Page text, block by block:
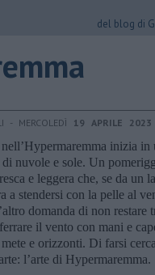
del blog di
- MERCOLEDÌ 19 APRILE 2023
inizia in
nuvole e sole. Un
e leggera che, se da un
a stendersi con la pelle al
domanda di non restare
il vento con mani e
e orizzonti. Di farsi
l’arte di Hypermaremma.